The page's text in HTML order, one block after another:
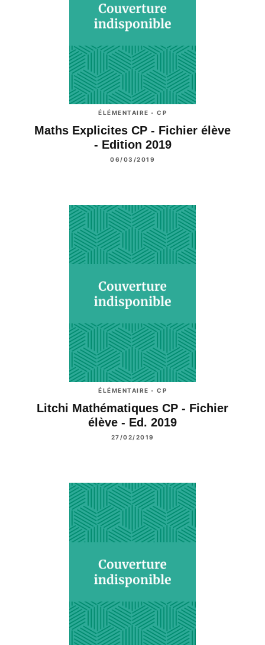
ÉLÉMENTAIRE - CP
Maths Explicites CP - Fichier élève
- Edition 2019
06/03/2019
ÉLÉMENTAIRE - CP
Litchi Mathématiques CP - Fichier
élève - Ed. 2019
27/02/2019